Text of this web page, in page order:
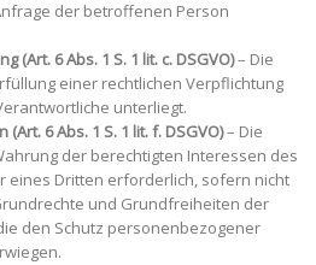
der betroffenen Person
(Art. 6 Abs. 1 S. 1 lit. c. DSGVO)– Die
einer rechtlichen Verpflichtung
unterliegt.
6 Abs. 1 S. 1 lit. f. DSGVO)– Die
der berechtigten Interessen des
eines Dritten erforderlich, sofern nicht
und Grundfreiheiten der
den Schutz personenbezogener